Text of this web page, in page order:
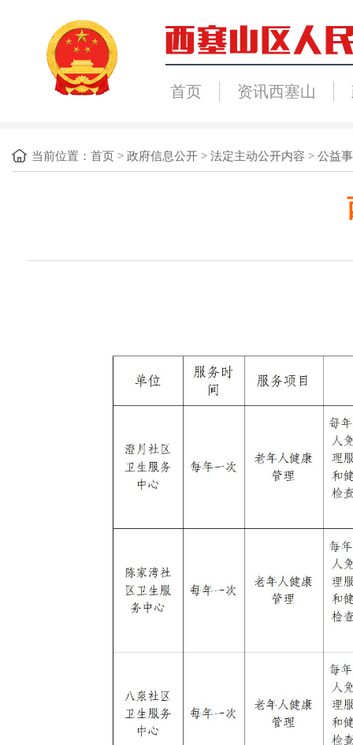
首页 资讯西塞山
当前位置： 首页 > 政府信息公开 > 法定主动公开内容 > 公益